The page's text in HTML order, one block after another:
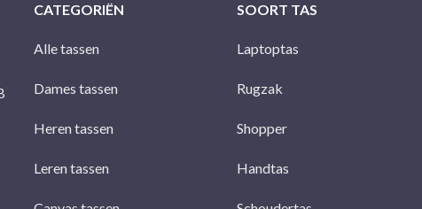
CATEGORIËN
Alle tassen
Dames tassen
Heren tassen
Leren tassen
SOORT TAS
Laptoptas
Rugzak
Shopper
Handtas